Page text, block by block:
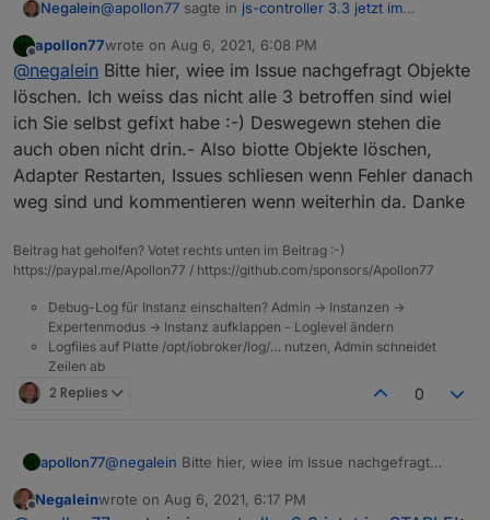
Negalein@apollon77 sagte in js-controller 3.3 jetzt im
Deswegen sammle ich alle hier gemeldeten
Adapter oben im zweiten Post
unifi
mihome
weatherunderground
hab ich bereits Issues erstellt undhier (dürfte in der
Menge untergegangen sein) gemeldet.
Offline
apollon77wrote on Aug 6, 2021, 6:08 PM
last edited by
@negalein Bitte hier, wiee im Issue nachgefragt Objekte
löschen. Ich weiss das nicht alle 3 betroffen sind wiel
ich Sie selbst gefixt habe :-) Deswegewn stehen die
auch oben nicht drin.- Also biotte Objekte löschen,
Adapter Restarten, Issues schliesen wenn Fehler danach
weg sind und kommentieren wenn weiterhin da. Danke
Beitrag hat geholfen? Votet rechts unten im Beitrag :-)
https://paypal.me/Apollon77 / https://github.com/sponsors/Apollon77
Debug-Log für Instanz einschalten? Admin -> Instanzen ->
Expertenmodus -> Instanz aufklappen - Loglevel ändern
Logfiles auf Platte /opt/iobroker/log/… nutzen, Admin schneidet
Zeilen ab
2 Replies 0
apollon77@negalein Bitte hier, wiee im Issue nachgefragt
sind wiel ich Sie selbst gefixt habe :-) Deswegewn
Offline
Negaleinwrote on Aug 6, 2021, 6:17 PM
last edited by